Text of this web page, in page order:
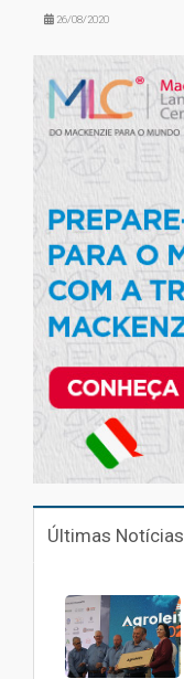
26/08/2020
Últimas Notícias